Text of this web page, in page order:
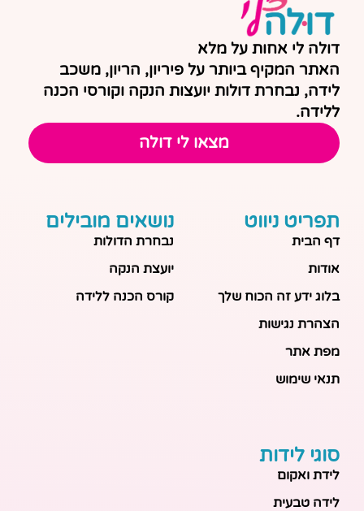
דולה לי אחות על מלא
האתר המקיף ביותר על פיריון, הריון, משכב
לידה, נבחרת דולות יועצות הנקה וקורסי הכנה
ללידה.
מצאו לי דולה
תפריט ניווט
דף הבית
אודות
בלוג ידע זה הכוח שלך
הצהרת נגישות
מפת אתר
תנאי שימוש
נושאים מובילים
נבחרת הדולות
יועצת הנקה
קורס הכנה ללידה
סוגי לידות
לידת ואקום
לידה טבעית